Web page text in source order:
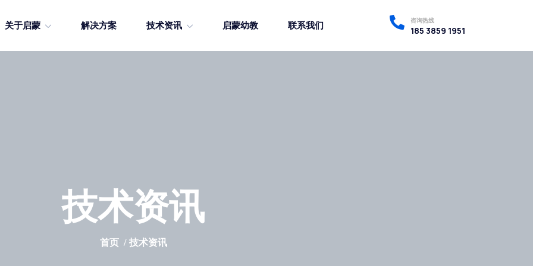
关于启蒙 解决方案 技术资讯 启蒙幼教 联系我们 咨询热线
185 3859 1951
技术资讯
首页 技术资讯